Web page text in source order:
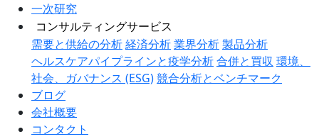
一次研究
コンサルティングサービス
需要と供給の分析経済分析業界分析製品分析
ヘルスケアパイプラインと疫学分析合併と買収 環境、
社会、ガバナンス (ESG)競合分析とベンチマーク
ブログ
会社概要
コンタクト